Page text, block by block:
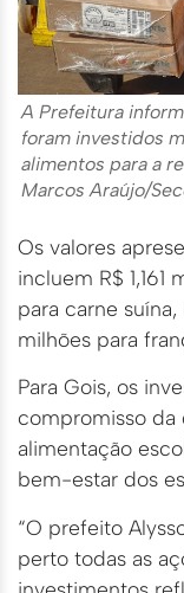
A Prefeitura
foram investidos
alimentos para a
Marcos Araújo/
Os valores
incluem R$
para carne
milhões para
Para Gois, os
compromisso da
alimentação
bem-estar dos
“O prefeito
perto todas as